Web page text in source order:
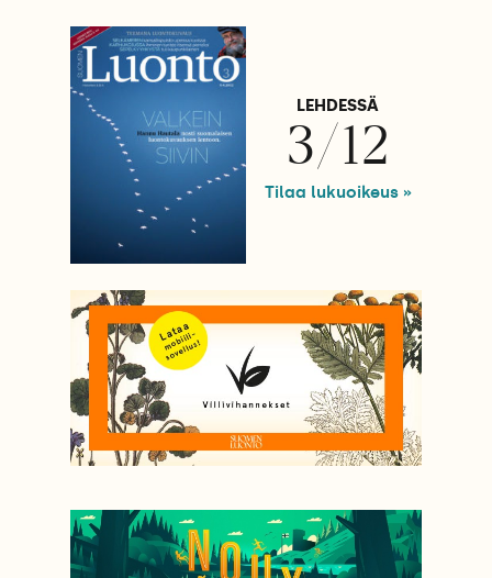
LEHDESSÄ
3/12
Tilaa lukuoikeus »